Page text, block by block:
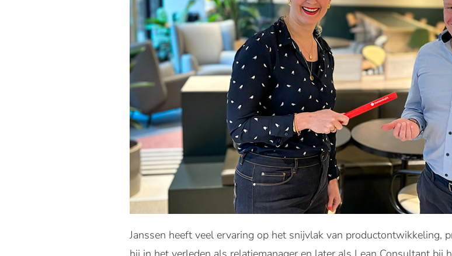
Janssen heeft veel ervaring op het snijvlak van productontwikkeling,